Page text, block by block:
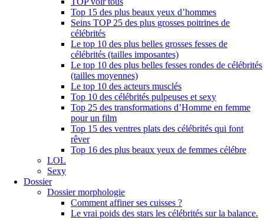
Top 15 des plus beaux yeux d’hommes
Seins TOP 25 des plus grosses poitrines de
célébrités
Le top 10 des plus belles grosses fesses de
célébrités (tailles imposantes)
Le top 10 des plus belles fesses rondes de célébrités
(tailles moyennes)
Le top 10 des acteurs musclés
Top 10 des célébrités pulpeuses et sexy
Top 25 des transformations d’Homme en femme
pour un film
Top 15 des ventres plats des célébrités qui font
rêver
Top 16 des plus beaux yeux de femmes célébre
LOL
Sexy
Dossier
Dossier morphologie
Comment affiner ses cuisses ?
Le vrai poids des stars les célébrités sur la balance.